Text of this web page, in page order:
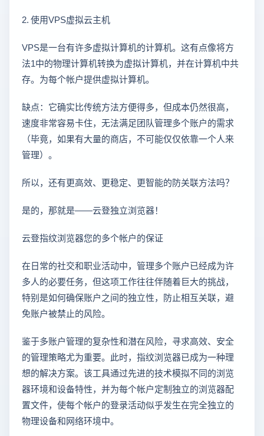
2. 使用VPS虚拟云主机
VPS是一台有许多虚拟计算机的计算机。这有点像将方
法1中的物理计算机转换为虚拟计算机，并在计算机中共
存。为每个帐户提供虚拟计算机。
缺点：它确实比传统方法方便得多，但成本仍然很高，
速度非常容易卡住，无法满足团队管理多个账户的需求
（毕竟，如果有大量的商店，不可能仅仅依靠一个人来
管理）。
所以，还有更高效、更稳定、更智能的防关联方法吗？
是的，那就是——云登独立浏览器！
云登指纹浏览器您的多个帐户的保证
在日常的社交和职业活动中，管理多个账户已经成为许
多人的必要任务，但这项工作往往伴随着巨大的挑战，
特别是如何确保账户之间的独立性，防止相互关联，避
免账户被禁止的风险。
鉴于多账户管理的复杂性和潜在风险，寻求高效、安全
的管理策略尤为重要。此时，指纹浏览器已成为一种理
想的解决方案。该工具通过先进的技术模拟不同的浏览
器环境和设备特性，并为每个帐户定制独立的浏览器配
置文件，使每个帐户的登录活动似乎发生在完全独立的
物理设备和网络环境中。